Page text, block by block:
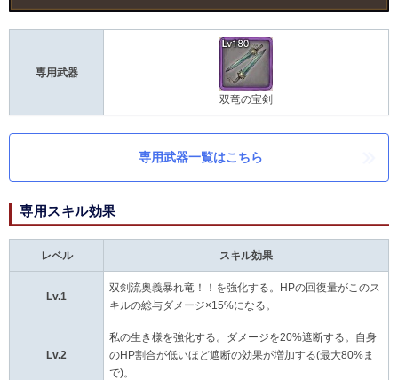
専用武器
双竜の宝剣
専用武器一覧はこちら
専用スキル効果
レベル スキル効果
Lv.1
双剣流奥義暴れ竜！！を強化する。HPの回復量がこのス
キルの総与ダメージ×15%になる。
Lv.2
私の生き様を強化する。ダメージを20%遮断する。自身
のHP割合が低いほど遮断の効果が増加する(最大80%ま
で)。